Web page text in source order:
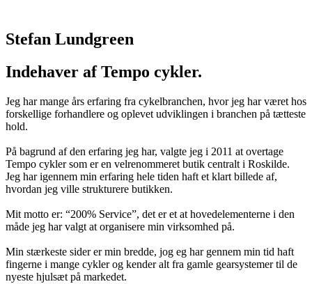
Stefan Lundgreen
Indehaver af Tempo cykler.
Jeg har mange års erfaring fra cykelbranchen, hvor jeg har været hos
forskellige forhandlere og oplevet udviklingen i branchen på tætteste
hold.
På bagrund af den erfaring jeg har, valgte jeg i 2011 at overtage
Tempo cykler som er en velrenommeret butik centralt i Roskilde.
Jeg har igennem min erfaring hele tiden haft et klart billede af,
hvordan jeg ville strukturere butikken.
Mit motto er: “200% Service”, det er et at hovedelementerne i den
måde jeg har valgt at organisere min virksomhed på.
Min stærkeste sider er min bredde, jog eg har gennem min tid haft
fingerne i mange cykler og kender alt fra gamle gearsystemer til de
nyeste hjulsæt på markedet.